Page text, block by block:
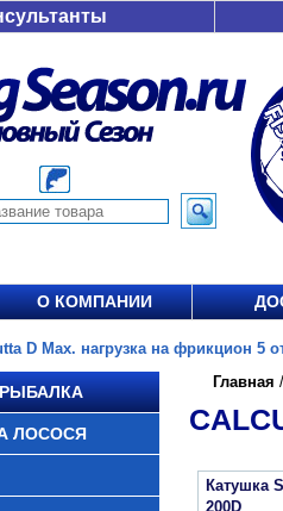
О КОМПАНИИ
D Max. нагрузка на фрикцион 5
ЛОСОСЯ
Главная /
Катушка
200D